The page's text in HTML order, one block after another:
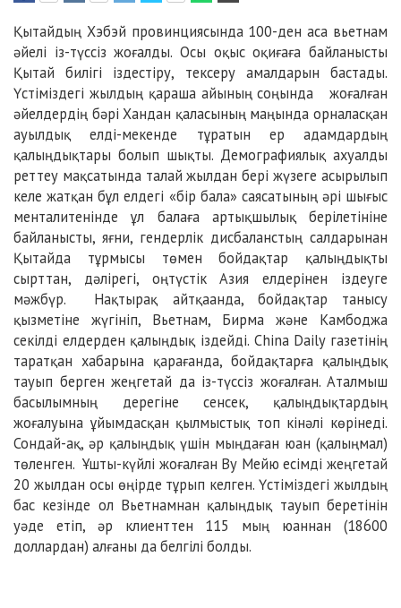
Қытайдың Хэбэй провинциясында 100-ден аса вьетнам
әйелі із-түссіз жоғалды. Осы оқыс оқиғаға байланысты
Қытай билігі іздестіру, тексеру амалдарын бастады.
Үстіміздегі жылдың қараша айының соңында жоғалған
әйелдердің бәрі Хандан қаласының маңында орналасқан
ауылдық елді-мекенде тұратын ер адамдардың
қалыңдықтары болып шықты. Демографиялық ахуалды
реттеу мақсатында талай жылдан бері жүзеге асырылып
келе жатқан бұл елдегі «бір бала» саясатының әрі шығыс
менталитенінде ұл балаға артықшылық берілетініне
байланысты, яғни, гендерлік дисбаланстың салдарынан
Қытайда тұрмысы төмен бойдақтар қалыңдықты
сырттан, дәлірегі, оңтүстік Азия елдерінен іздеуге
мәжбүр. Нақтырақ айтқаанда, бойдақтар танысу
қызметіне жүгініп, Вьетнам, Бирма және Камбоджа
секілді елдерден қалыңдық іздейді. China Daily газетінің
таратқан хабарына қарағанда, бойдақтарға қалыңдық
тауып берген жеңгетай да із-түссіз жоғалған. Аталмыш
басылымның дерегіне сенсек, қалыңдықтардың
жоғалуына ұйымдасқан қылмыстық топ кінәлі көрінеді.
Сондай-ақ, әр қалыңдық үшін мыңдаған юан (қалыңмал)
төленген. Ұшты-күйлі жоғалған Ву Мейю есімді жеңгетай
20 жылдан осы өңірде тұрып келген. Үстіміздегі жылдың
бас кезінде ол Вьетнамнан қалыңдық тауып беретінін
уәде етіп, әр клиенттен 115 мың юаннан (18600
доллардан) алғаны да белгілі болды.